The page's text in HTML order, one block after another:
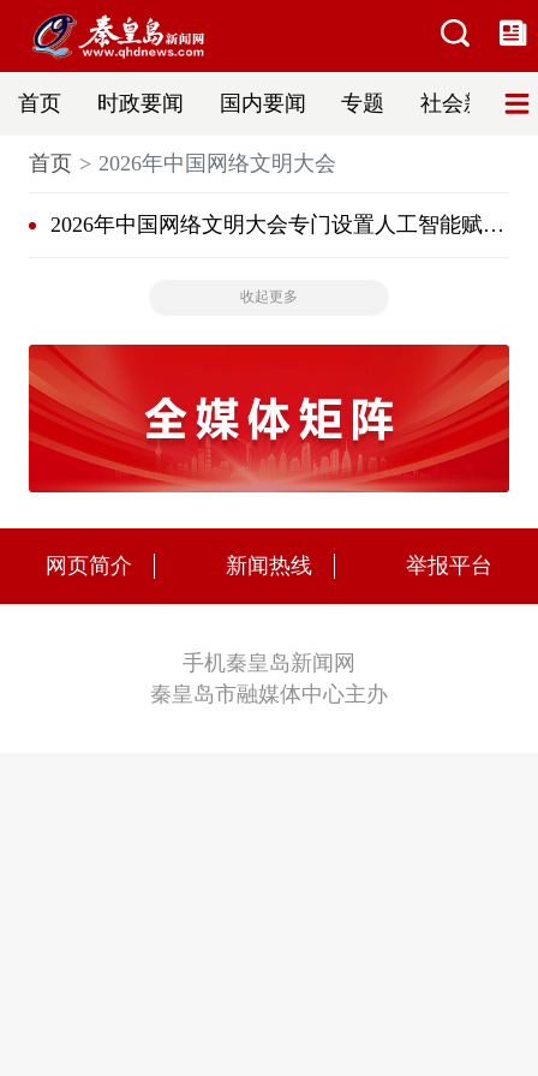
首页 时政要闻 国内要闻 专题 社会新闻
首页 2026年中国网络文明大会
2026年中国网络文明大会专门设置人工智能赋能网络文明建设分论坛
收起更多
网页简介 新闻热线 举报平台
手机秦皇岛新闻网
秦皇岛市融媒体中心主办